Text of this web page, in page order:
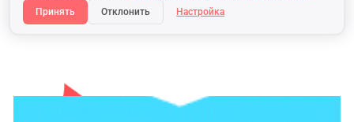
Принять
Отклонить Настройка